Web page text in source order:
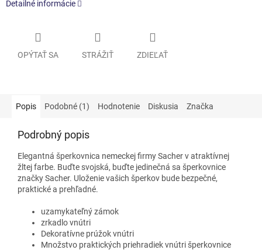
Detailné informácie
OPÝTAŤ SA STRÁŽIŤ ZDIEĽAŤ
Popis Podobné (1) Hodnotenie Diskusia Značka
Podrobný popis
Elegantná šperkovnica nemeckej firmy Sacher v atraktívnej
žltej farbe. Buďte svojská, buďte jedinečná sa šperkovnice
značky Sacher. Uloženie vašich šperkov bude bezpečné,
praktické a prehľadné.
uzamykateľný zámok
zrkadlo vnútri
Dekoratívne prúžok vnútri
Množstvo praktických priehradiek vnútri šperkovnice